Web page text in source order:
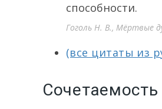
способности.
Гоголь Н. В., Мёртвые
(все цитаты из
Сочетаемость